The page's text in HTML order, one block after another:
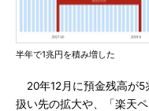
半年で1兆円を積み増した
20年12月に預金残高が5
扱い先の拡大や、「楽天